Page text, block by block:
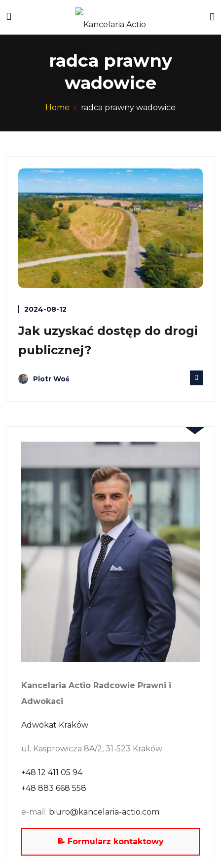
radca prawny
wadowice
Home radca prawny wadowice
2024-08-12
Jak uzyskać dostęp do drogi
publicznej?
Piotr Woś
Kancelaria Actio Radcowie Prawni i
Adwokaci
Adwokat Kraków
ul. Kasprowicza 8A/2, 31-523 Kraków
+48 12 411 05 94
+48 883 668 558
e-mail: biuro@kancelaria-actio.com
📝 Formularz kontaktowy